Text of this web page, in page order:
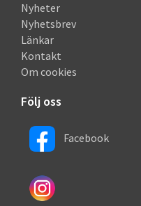
Nyheter
Nyhetsbrev
Länkar
Kontakt
Om cookies
Följ oss
Facebook